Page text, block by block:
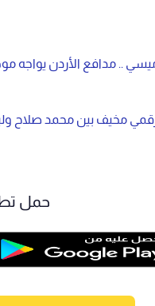
.. مدافع الأردن يواجه
مخيف بين محمد صلاح
حمل